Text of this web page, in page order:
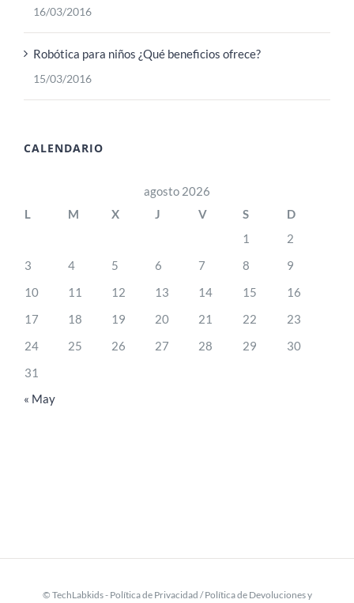
16/03/2016
Robótica para niños ¿Qué beneficios ofrece?
15/03/2016
CALENDARIO
agosto 2026
L
M X J V S
D
1
2
3
4 5 6 7 8
9
10
11 12 13 14 15
16
17
18 19 20 21 22
23
24
25 26 27 28 29
30
31
« May
© TechLabkids - Política de Privacidad /Política de Devoluciones y